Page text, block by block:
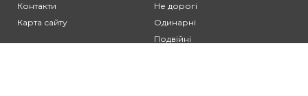
Контакти
Карта сайту
Не дорогі
Одинарні
Подвійні